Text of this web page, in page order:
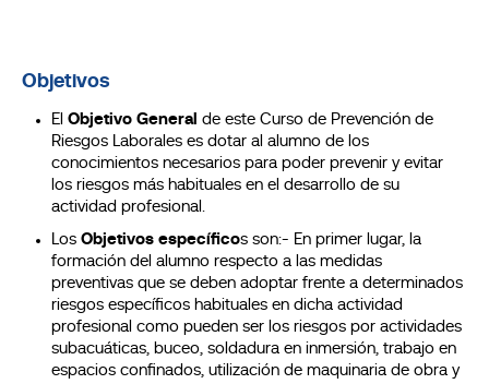
Objetivos
El Objetivo General de este Curso de Prevención de
Riesgos Laborales es dotar al alumno de los
conocimientos necesarios para poder prevenir y evitar
los riesgos más habituales en el desarrollo de su
actividad profesional.
Los Objetivos específicos son:- En primer lugar, la
formación del alumno respecto a las medidas
preventivas que se deben adoptar frente a determinados
riesgos específicos habituales en dicha actividad
profesional como pueden ser los riesgos por actividades
subacuáticas, buceo, soldadura en inmersión, trabajo en
espacios confinados, utilización de maquinaria de obra y